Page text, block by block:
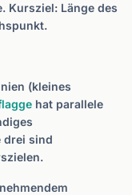
Kursziel: Länge des
(kleines
hat parallele
drei sind